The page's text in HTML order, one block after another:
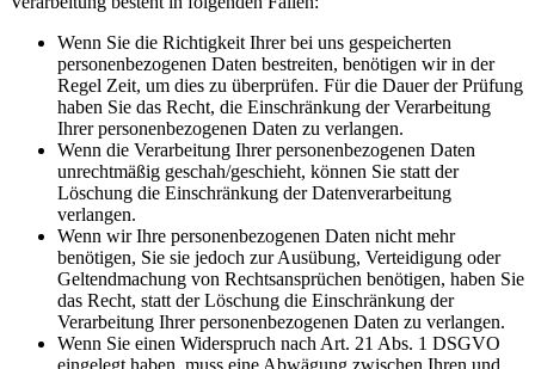
Wenn Sie die Richtigkeit Ihrer bei uns gespeicherten
personenbezogenen Daten bestreiten, benötigen wir in der
Regel Zeit, um dies zu überprüfen. Für die Dauer der Prüfung
haben Sie das Recht, die Einschränkung der Verarbeitung
Ihrer personenbezogenen Daten zu verlangen.
Wenn die Verarbeitung Ihrer personenbezogenen Daten
unrechtmäßig geschah/geschieht, können Sie statt der
Löschung die Einschränkung der Datenverarbeitung
verlangen.
Wenn wir Ihre personenbezogenen Daten nicht mehr
benötigen, Sie sie jedoch zur Ausübung, Verteidigung oder
Geltendmachung von Rechtsansprüchen benötigen, haben Sie
das Recht, statt der Löschung die Einschränkung der
Verarbeitung Ihrer personenbezogenen Daten zu verlangen.
Wenn Sie einen Widerspruch nach Art. 21 Abs. 1 DSGVO
eingelegt haben, muss eine Abwägung zwischen Ihren und